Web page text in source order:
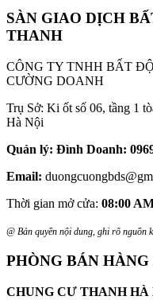
SÀN GIAO DỊCH
THANH
CÔNG TY TNHH BẤT
CƯỜNG DOANH
Trụ Sở: Ki ốt số 06, tầng 1
Hà Nội
Quản lý: Đình Doanh:
Email:
Thời gian mở cửa: 08:00
@ Bản quyền nội dung, ghi rõ nguồn
PHÒNG BÁN
CHUNG CƯ THANH